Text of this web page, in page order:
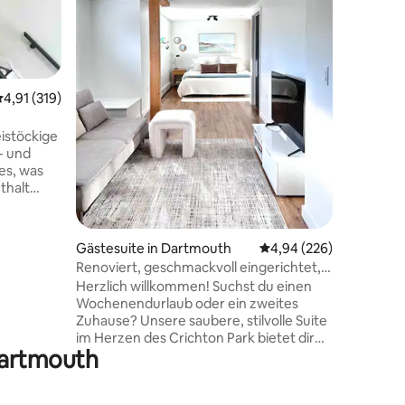
Bewertung: 4,91 von 5, 319 Bewertungen
4,91 (319)
und
was
Gästesuite in Dartmouth Durchschnittliche
4,94 (226)
Renoviert, geschmackvoll eingerichtet,
erstklassige Lage
Herzlich willkommen! Suchst du einen
Wochenendurlaub oder ein zweites
Zuhause? Unsere saubere, stilvolle Suite
im Herzen des Crichton Park bietet dir
einen sehr komfortablen Aufenthalt. Nur
4 Minuten von der Mic Mac Mall, 6